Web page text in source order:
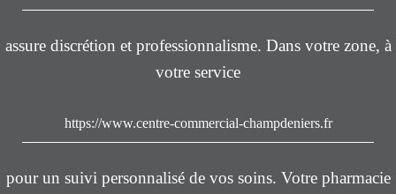
assure discrétion et professionnalisme. Dans votre zone, à
votre service
https://www.centre-commercial-champdeniers.fr
pour un suivi personnalisé de vos soins. Votre pharmacie